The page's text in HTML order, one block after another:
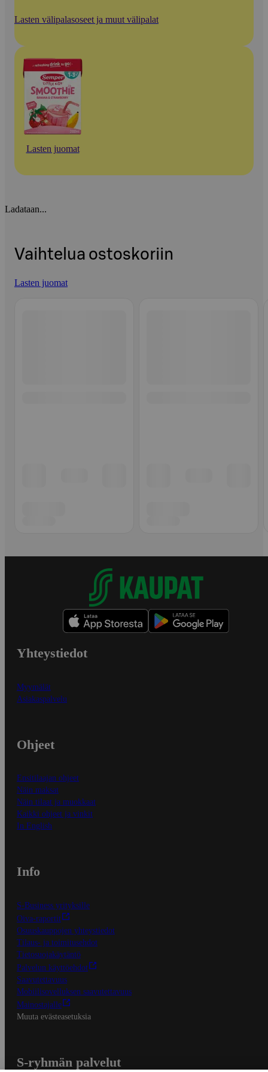
Lasten välipalasoseet ja muut välipalat
Lasten juomat
Ladataan...
Vaihtelua ostoskoriin
Lasten juomat
Yhteystiedot
Myymälät
Asiakaspalvelu
Ohjeet
Ensitilaajan ohjeet
Näin maksat
Näin tilaat ja muokkaat
Kaikki ohjeet ja vinkit
In English
Info
S-Business yrityksille
Oiva-raportit
Osuuskauppojen yhteystiedot
Tilaus- ja toimitusehdot
Tietosuojakäytäntö
Palvelun käyttöehdot
Saavutettavuus
Mobiilisovelluksen saavutettavuus
Mainostajalle
Muuta evästeasetuksia
S-ryhmän palvelut